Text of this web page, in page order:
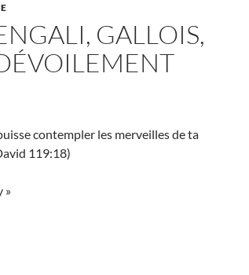
GALLOIS,
contempler les merveilles de ta
119:18)
»